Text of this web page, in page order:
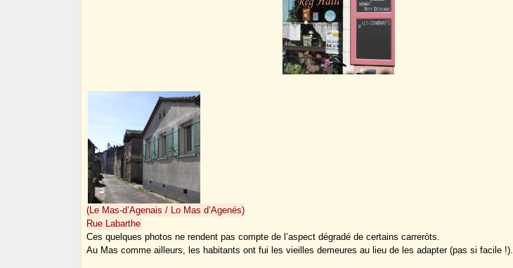
(Le Mas-d’Agenais / Lo Mas d’Agenés)
Rue Labarthe
Ces quelques photos ne rendent pas compte de l’aspect dégradé de certains carreròts.
Au Mas comme ailleurs, les habitants ont fui les vieilles demeures au lieu de les adapter (pas si facile !).